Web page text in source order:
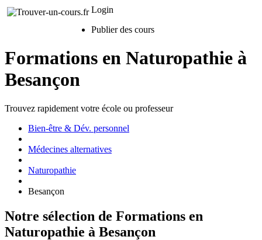
Login
Publier des cours
Formations en Naturopathie à
Besançon
Trouvez rapidement votre école ou professeur
Bien-être & Dév. personnel
Médecines alternatives
Naturopathie
Besançon
Notre sélection de Formations en
Naturopathie à Besançon